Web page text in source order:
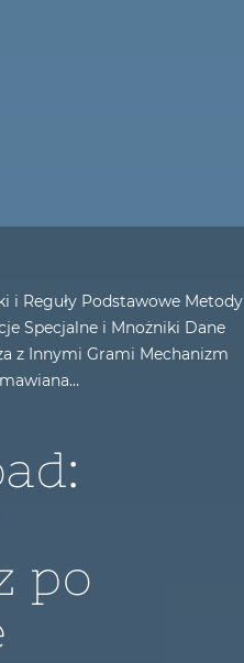
i Reguły Podstawowe Metody
Specjalne i Mnożniki Dane
z Innymi Grami Mechanizm
po